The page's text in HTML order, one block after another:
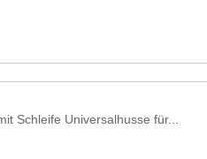
Schleife Universalhusse für...